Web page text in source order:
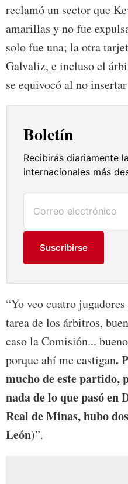
reclamó un sector que
amarillas y no fue
solo fue una; la otra
Galvaliz, e incluso el
se equivocó al no
Boletín
Recibirás diariamente
internacionales más
Suscribirse
“Yo veo cuatro
tarea de los árbitros,
caso la Comisión...
porque ahí me castigan.
mucho de este partido,
nada de lo que pasó
Real de Minas, hubo
León)”.